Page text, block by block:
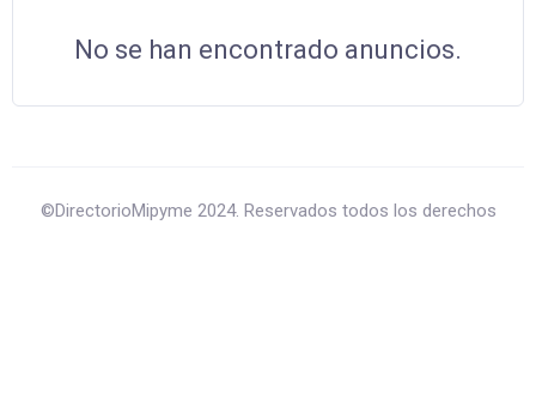
No se han encontrado anuncios.
©DirectorioMipyme 2024. Reservados todos los derechos